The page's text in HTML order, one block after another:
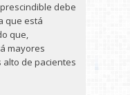
debe
que está
que,
mayores
alto de pacientes